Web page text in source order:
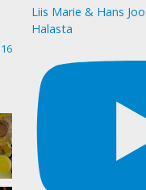
16
Liis Marie & Hans
Halasta